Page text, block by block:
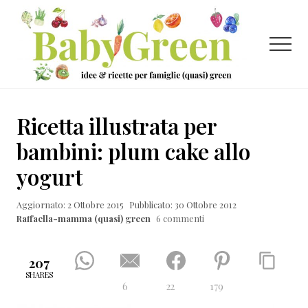
Menu
Passa
contenuto
principale
Passa
laterale
primaria
Passa
ricette
per
famiglie
(quasi)
green
Menu
Ricetta illustrata per
bambini: plum cake allo
yogurt
Aggiornato: 2 Ottobre 2015 Pubblicato: 30 Ottobre 2012
Raffaella-mamma (quasi) green 6 commenti
207
SHARES
6 22 179